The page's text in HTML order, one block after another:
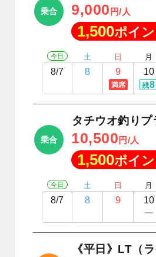
乗合 9,000 円/人
1,500ポイ
今日
8/7
土
8
日
9
満席
月
10
残8
乗合
タチウオ釣りプ
10,500 円/人
1,500ポイ
今日
8/7
土
8
日
9
月
10
《平日》LT（